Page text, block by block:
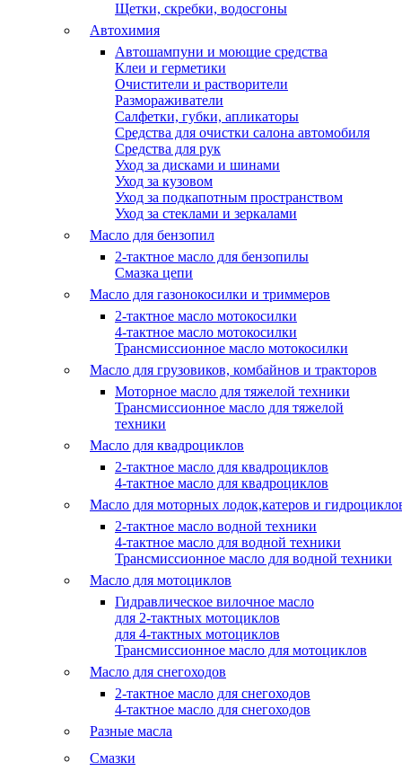
Щетки, скребки, водосгоны
Автохимия
Автошампуни и моющие средства
Клеи и герметики
Очистители и растворители
Размораживатели
Салфетки, губки, апликаторы
Средства для очистки салона автомобиля
Средства для рук
Уход за дисками и шинами
Уход за кузовом
Уход за подкапотным пространством
Уход за стеклами и зеркалами
Масло для бензопил
2-тактное масло для бензопилы
Cмазка цепи
Масло для газонокосилки и триммеров
2-тактное масло мотокосилки
4-тактное масло мотокосилки
Трансмиссионное масло мотокосилки
Масло для грузовиков, комбайнов и тракторов
Моторное масло для тяжелой техники
Трансмиссионное масло для тяжелой
техники
Масло для квадроциклов
2-тактное масло для квадроциклов
4-тактное масло для квадроциклов
Масло для моторных лодок,катеров и
2-тактное масло водной техники
4-тактное масло для водной техники
Трансмиссионное масло для водной техники
Масло для мотоциклов
Гидравлическое вилочное масло
для 2-тактных мотоциклов
для 4-тактных мотоциклов
Трансмиссионное масло для мотоциклов
Масло для снегоходов
2-тактное масло для снегоходов
4-тактное масло для снегоходов
Разные масла
Смазки